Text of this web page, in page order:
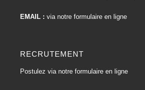
EMAIL : via notre formulaire en ligne
RECRUTEMENT
Postulez via notre formulaire en ligne